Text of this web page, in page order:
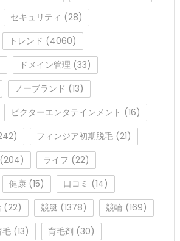
セキュリティ (28)
トレンド (4060)
ドメイン管理 (33)
ノーブランド (13)
ビクターエンタテインメント (16)
フィンジア初期脱毛(21)
(204) ライフ (22)
健康(15) 口コミ (14)
(22) 競艇 (1378) 競輪 (169)
毛(13) 育毛剤 (30)